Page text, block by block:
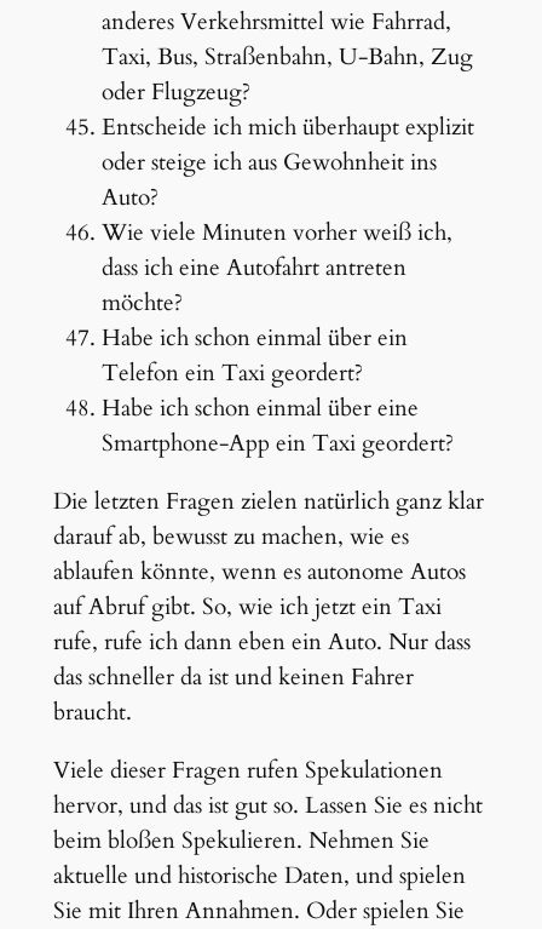
anderes Verkehrsmittel wie Fahrrad,
Taxi, Bus, Straßenbahn, U-Bahn, Zug
oder Flugzeug?
Entscheide ich mich überhaupt explizit
oder steige ich aus Gewohnheit ins
Auto?
Wie viele Minuten vorher weiß ich,
dass ich eine Autofahrt antreten
möchte?
Habe ich schon einmal über ein
Telefon ein Taxi geordert?
Habe ich schon einmal über eine
Smartphone-App ein Taxi geordert?
Die letzten Fragen zielen natürlich ganz klar
darauf ab, bewusst zu machen, wie es
ablaufen könnte, wenn es autonome Autos
auf Abruf gibt. So, wie ich jetzt ein Taxi
rufe, rufe ich dann eben ein Auto. Nur dass
das schneller da ist und keinen Fahrer
braucht.
Viele dieser Fragen rufen Spekulationen
hervor, und das ist gut so. Lassen Sie es nicht
beim bloßen Spekulieren. Nehmen Sie
aktuelle und historische Daten, und spielen
Sie mit Ihren Annahmen. Oder spielen Sie